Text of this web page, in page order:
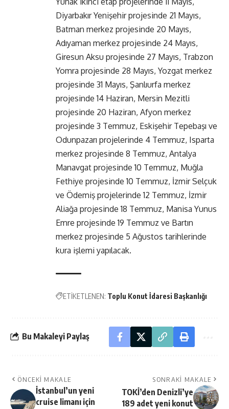
Diyarbakır Yenişehir projesinde 21 Mayıs,
Batman merkez projesinde 20 Mayıs,
Adıyaman merkez projesinde 24 Mayıs,
Giresun Aksu projesinde 27 Mayıs, Trabzon
Yomra projesinde 28 Mayıs, Yozgat merkez
projesinde 31 Mayıs, Şanlıurfa merkez
projesinde 14 Haziran, Mersin Mezitli
projesinde 20 Haziran, Afyon merkez
projesinde 3 Temmuz, Eskişehir Tepebaşı ve
Odunpazarı projelerinde 4 Temmuz, Isparta
merkez projesinde 8 Temmuz, Antalya
Manavgat projesinde 10 Temmuz, Muğla
Fethiye projesinde 10 Temmuz, İzmir Selçuk
ve Ödemiş projelerinde 12 Temmuz, İzmir
Aliağa projesinde 18 Temmuz, Manisa Yunus
Emre projesinde 19 Temmuz ve Bartın
merkez projesinde 5 Ağustos tarihlerinde
kura işlemi yapılacak.
ETİKETLENEN: Toplu Konut İdaresi Başkanlığı
Bu Makaleyi Paylaş
ÖNCEKI MAKALE
İstanbul’un yeni
cruise limanı için
SONRAKI MAKALE
TOKİ’den Denizli’ye
189 adet yeni konut